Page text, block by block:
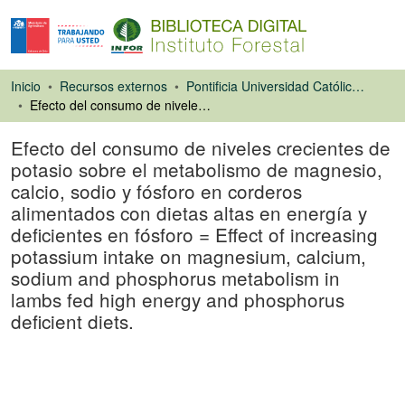
Inicio Recursos externos
Pontificia Universidad Católica de Chile. Facultad de Agronomía e Ingeniería Forestal
Efecto del consumo de niveles crecientes de potasio sobre el metabolismo de magnesio, calcio, sodio y fósforo en corderos alimentados con dietas altas en energía y deficientes en fósforo = Effect of increasing potassium intake on magnesium, calcium, sodium and phosphorus metabolism in lambs fed high energy and phosphorus deficient diets.
Efecto del consumo de niveles crecientes de
potasio sobre el metabolismo de magnesio,
calcio, sodio y fósforo en corderos
alimentados con dietas altas en energía y
deficientes en fósforo = Effect of increasing
potassium intake on magnesium, calcium,
sodium and phosphorus metabolism in
lambs fed high energy and phosphorus
deficient diets.